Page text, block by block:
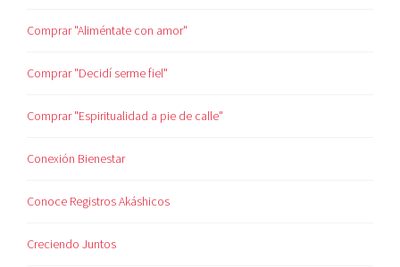
Comprar "Aliméntate con amor"
Comprar "Decidí serme fiel"
Comprar "Espiritualidad a pie de calle"
Conexión Bienestar
Conoce Registros Akáshicos
Creciendo Juntos